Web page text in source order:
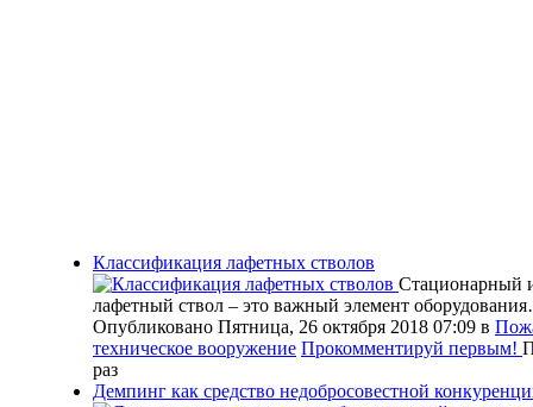
Классификация лафетных стволов
Стационарный
лафетный ствол – это важный элемент
Опубликовано Пятница, 26 октября 2018 07:09 в
техническое вооружение Прокомментируй первым!
раз
Демпинг как средство недобросовестной